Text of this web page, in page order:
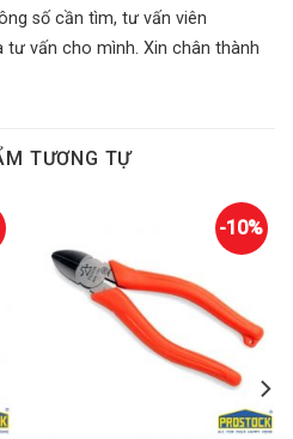
số cần tìm, tư vấn viên
tư vấn cho mình. Xin chân thành
TƯƠNG TỰ
-10%